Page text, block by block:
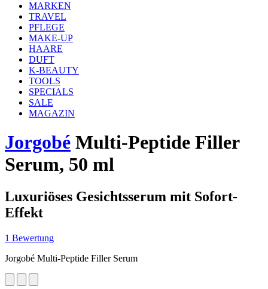
MARKEN
TRAVEL
PFLEGE
MAKE-UP
HAARE
DUFT
K-BEAUTY
TOOLS
SPECIALS
SALE
MAGAZIN
Jorgobé Multi-Peptide Filler
Serum, 50 ml
Luxuriöses Gesichtsserum mit Sofort-
Effekt
1 Bewertung
Jorgobé Multi-Peptide Filler Serum